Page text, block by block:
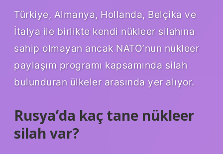
Türkiye, Almanya, Hollanda, Belçika ve
İtalya ile birlikte kendi nükleer silahına
sahip olmayan ancak NATO’nun nükleer
paylaşım programı kapsamında silah
bulunduran ülkeler arasında yer alıyor.
Rusya’da kaç tane nükleer
silah var?